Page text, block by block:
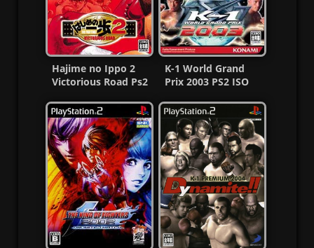
Hajime no Ippo 2
Victorious Road Ps2
K-1 World Grand
Prix 2003 PS2 ISO